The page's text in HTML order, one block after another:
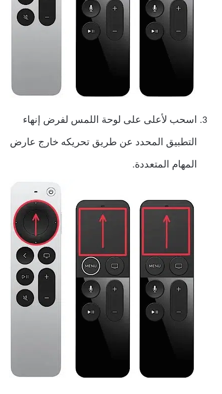
اسحب لأعلى على لوحة اللمس لفرض إنهاء
التطبيق المحدد عن طريق تحريكه خارج عارض
المهام المتعددة.